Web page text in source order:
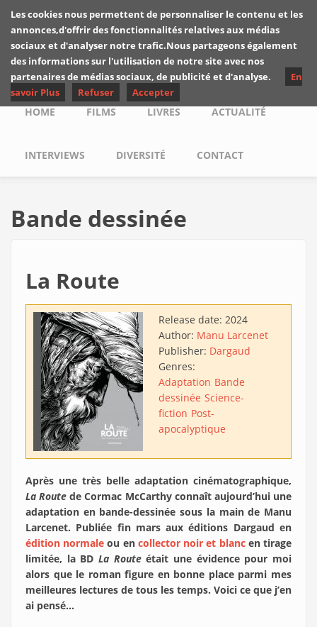
Skip to main content
Les critiques de
Yuyine
Main menu
HOME FILMS LIVRES ACTUALITÉ
INTERVIEWS DIVERSITÉ CONTACT
Bande dessinée
La Route
Release date: 2024
Author: Manu Larcenet
Publisher: Dargaud
Genres:
Adaptation Bande
dessinée Science-
fiction Post-
apocalyptique
Après une très belle adaptation cinématographique,
La Route de Cormac McCarthy connaît aujourd’hui une
adaptation en bande-dessinée sous la main de Manu
Larcenet. Publiée fin mars aux éditions Dargaud en
édition normale ou en collector noir et blancen tirage
limitée, la BD La Routeétait une évidence pour moi
alors que le roman figure en bonne place parmi mes
meilleures lectures de tous les temps. Voici ce que j’en
ai pensé…
Les cookies nous permettent de personnaliser le contenu et les
annonces,d'offrir des fonctionnalités relatives aux médias
sociaux et d'analyser notre trafic.Nous partageons également
des informations sur l'utilisation de notre site avec nos
partenaires de médias sociaux, de publicité et d'analyse.
En
savoir Plus
Refuser Accepter